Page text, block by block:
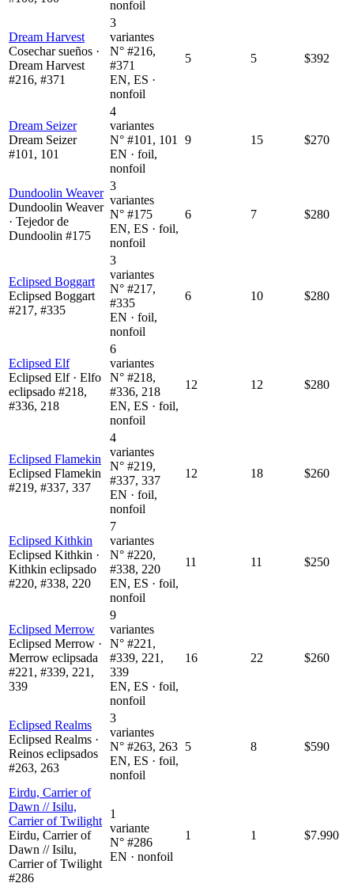
nonfoil
Dream Harvest
Cosechar sueños ·
Dream Harvest
#216, #371
3
variantes
N° #216,
#371
EN, ES ·
nonfoil
5 5 $392
Dream Seizer
Dream Seizer
#101, 101
4
variantes
N° #101, 101
EN · foil,
nonfoil
9 15 $270
Dundoolin Weaver
Dundoolin Weaver
· Tejedor de
Dundoolin #175
3
variantes
N° #175
EN, ES · foil,
nonfoil
6 7 $280
Eclipsed Boggart
Eclipsed Boggart
#217, #335
3
variantes
N° #217,
#335
EN · foil,
nonfoil
6 10 $280
Eclipsed Elf
Eclipsed Elf · Elfo
eclipsado #218,
#336, 218
6
variantes
N° #218,
#336, 218
EN, ES · foil,
nonfoil
12 12 $280
Eclipsed Flamekin
Eclipsed Flamekin
#219, #337, 337
4
variantes
N° #219,
#337, 337
EN · foil,
nonfoil
12 18 $260
Eclipsed Kithkin
Eclipsed Kithkin ·
Kithkin eclipsado
#220, #338, 220
7
variantes
N° #220,
#338, 220
EN, ES · foil,
nonfoil
11 11 $250
Eclipsed Merrow
Eclipsed Merrow ·
Merrow eclipsada
#221, #339, 221,
339
9
variantes
N° #221,
#339, 221,
339
EN, ES · foil,
nonfoil
16 22 $260
Eclipsed Realms
Eclipsed Realms ·
Reinos eclipsados
#263, 263
3
variantes
N° #263, 263
EN, ES · foil,
nonfoil
5 8 $590
Eirdu, Carrier of
Dawn // Isilu,
Carrier of Twilight
Eirdu, Carrier of
Dawn // Isilu,
Carrier of Twilight
#286
1
variante
N° #286
EN · nonfoil
1 1 $7.990